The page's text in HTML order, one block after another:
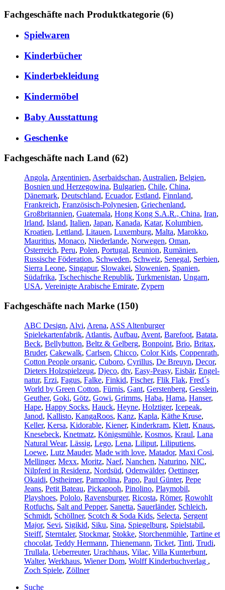
Fachgeschäfte nach Produktkategorie (6)
Spielwaren
Kinderbücher
Kinderbekleidung
Kindermöbel
Baby Ausstattung
Geschenke
Fachgeschäfte nach Land (62)
Angola, Argentinien, Aserbaidschan, Australien, Belgien,
Bosnien und Herzegowina, Bulgarien, Chile, China,
Dänemark, Deutschland, Ecuador, Estland, Finnland,
Frankreich, Französisch-Polynesien, Griechenland,
Großbritannien, Guatemala, Hong Kong S.A.R., China, Iran,
Irland, Island, Italien, Japan, Kanada, Katar, Kolumbien,
Kroatien, Lettland, Litauen, Luxemburg, Malta, Marokko,
Mauritius, Monaco, Niederlande, Norwegen, Oman,
Österreich, Peru, Polen, Portugal, Reunion, Rumänien,
Russische Föderation, Schweden, Schweiz, Senegal, Serbien,
Sierra Leone, Singapur, Slowakei, Slowenien, Spanien,
Südafrika, Tschechische Republik, Turkmenistan, Ungarn,
USA, Vereinigte Arabische Emirate, Zypern
Fachgeschäfte nach Marke (150)
ABC Design, Alvi, Arena, ASS Altenburger
Spielekartenfabrik, Atlantis, Aufbau, Avent, Barefoot, Batata,
Beck, Bellybutton, Beltz & Gelberg, Bonpoint, Brio, Britax,
Bruder, Cakewalk, Carlsen, Chicco, Color Kids, Coppenrath,
Cotton People organic, Cuboro, Cyrillus, De Breuyn, Decor,
Dieters Holzspielzeug, Djeco, dtv, Easy-Peasy, Eisbär, Engel-
natur, Erzi, Fagus, Falke, Finkid, Fischer, Flik Flak, Fred´s
World by Green Cotton, Fürnis, Gant, Gerstenberg, Gesslein,
Geuther, Goki, Götz, Gowi, Grimms, Haba, Hama, Hanser,
Hape, Happy Socks, Hauck, Heyne, Holztiger, Icepeak,
Janod, Kallisto, KangaRoos, Kanz, Kapla, Käthe Kruse,
Keller, Kersa, Kidorable, Kiener, Kinderkram, Klett, Knaus,
Knesebeck, Knetmatz, Königsmühle, Kosmos, Kraul, Lana
Natural Wear, Lässig, Lego, Lena, Liliput, Liliputiens,
Loewe, Lutz Mauder, Made with love, Matador, Maxi Cosi,
Mellinger, Mexx, Moritz, Naef, Nanchen, Naturino, NIC,
Nilpferd in Residenz, Nordsüd, Odenwälder, Oettinger,
Okaidi, Ostheimer, Pampolina, Papo, Paul Günter, Pepe
Jeans, Petit Bateau, Pickapooh, Pinolino, Playmobil,
Playshoes, Pololo, Ravensburger, Ricosta, Römer, Rowohlt
Rotfuchs, Salt and Pepper, Sanetta, Sauerländer, Schleich,
Schmidt, Schöllner, Scotch & Soda Kids, Selecta, Sergent
Major, Sevi, Sigikid, Siku, Sina, Spiegelburg, Spielstabil,
Steiff, Sterntaler, Stockmar, Stokke, Storchenmühle, Tartine et
chocolat, Teddy Hermann, Thienemann, Ticket, Tinti, Trudi,
Trullala, Ueberreuter, Urachhaus, Vilac, Villa Kunterbunt,
Walter, Werkhaus, Wiener Dom, Wolff Kinderbuchverlag ,
Zoch Spiele, Zöllner
Suche